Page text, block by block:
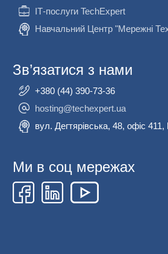
ІТ-послуги TechExpert
Навчальний Центр "Мережні
Зв’язатися з нами
+380 (44) 390-73-36
hosting@techexpert.ua
вул. Дегтярівська, 48, офіс 411,
Ми в соц мережах